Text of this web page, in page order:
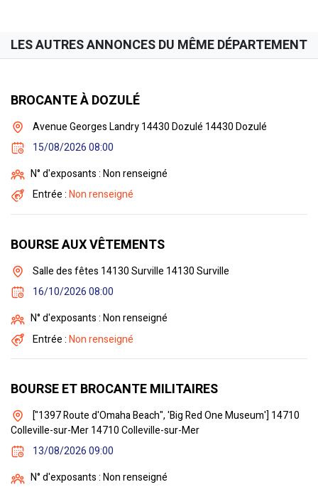
LES AUTRES ANNONCES DU MÊME DÉPARTEMENT
BROCANTE À DOZULÉ
Avenue Georges Landry 14430 Dozulé 14430 Dozulé
15/08/2026 08:00
N° d'exposants : Non renseigné
Entrée :Non renseigné
BOURSE AUX VÊTEMENTS
Salle des fêtes 14130 Surville 14130 Surville
16/10/2026 08:00
N° d'exposants : Non renseigné
Entrée :Non renseigné
BOURSE ET BROCANTE MILITAIRES
["1397 Route d'Omaha Beach", 'Big Red One Museum'] 14710
Colleville-sur-Mer 14710 Colleville-sur-Mer
13/08/2026 09:00
N° d'exposants : Non renseigné